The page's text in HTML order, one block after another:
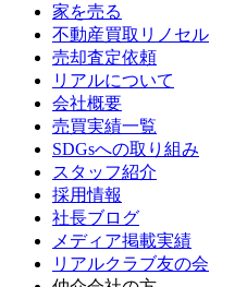
家を売る
不動産買取リノセル
売却査定依頼
リアルについて
会社概要
売買実績一覧
SDGsへの取り組み
スタッフ紹介
採用情報
社長ブログ
メディア掲載実績
リアルクラブ友の会